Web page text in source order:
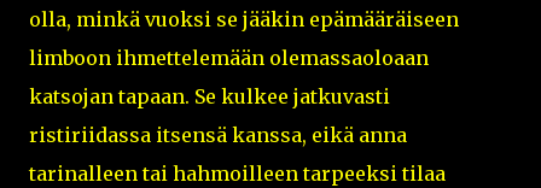
olla, minkä vuoksi se jääkin epämääräiseen
limboon ihmettelemään olemassaoloaan
katsojan tapaan. Se kulkee jatkuvasti
ristiriidassa itsensä kanssa, eikä anna
tarinalleen tai hahmoilleen tarpeeksi tilaa